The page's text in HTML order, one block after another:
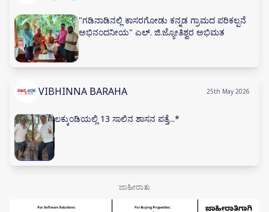
"ಗಡಿನಾಡಿನಲ್ಲಿ ಕಾಸರಗೋಡು ಕನ್ನಡ ಗ್ರಾಮದ ಪರಿಕಲ್ಪನೆ
ಅಭಿನಂದನೀಯ" ಎಲ್. ಜಿ.ಜ್ಯೋತಿಶ್ವರ ಅಭಿಮತ
VIBHINNA BARAHA 25th May 2026
ಲಕ್ಕುಂಡಿಯಲ್ಲಿ 13 ಸಾಲಿನ ಶಾಸನ ಪತ್ತೆ...*